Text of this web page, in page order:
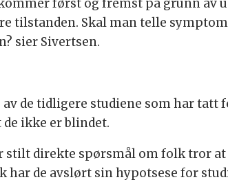
først og fremst på grunn av
tilstanden. Skal man telle
sier Sivertsen.
de tidligere studiene som har tatt
ikke er blindet.
stilt direkte spørsmål om folk tror
har de avslørt sin hypotsese for